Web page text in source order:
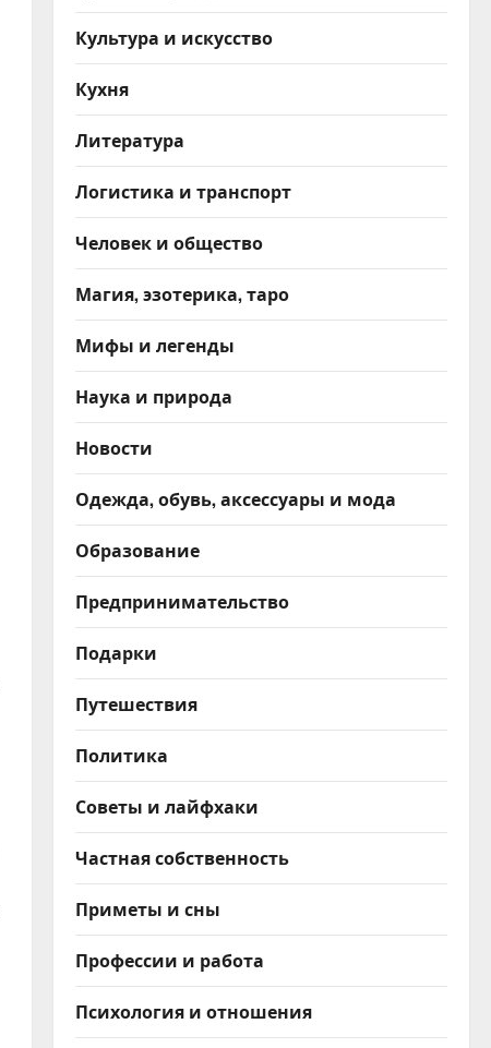
Культура и искусство
Кухня
Литература
Логистика и транспорт
Человек и общество
Магия, эзотерика, таро
Мифы и легенды
Наука и природа
Новости
Одежда, обувь, аксессуары и мода
Образование
Предпринимательство
Подарки
Путешествия
Политика
Советы и лайфхаки
Частная собственность
Приметы и сны
Профессии и работа
Психология и отношения